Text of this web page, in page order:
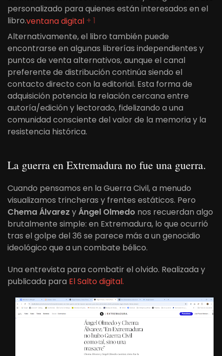
personalizado para quienes están interesados ​​en el
libro.ventana digital + 1
Alternativamente, el libro también puede
encontrarse en algunas librerías independientes y
puntos de venta alternativos, aunque el canal
preferente de distribución continúa siendo el
contacto directo con la editorial. Esta forma de
adquisición potencia la relación cercana entre
autoría/edición y lectorado, fidelizando a una
comunidad consciente del valor de la memoria y la
resistencia histórica.
La guerra en Extremadura no fue una guerra.
Cuando pensamos en la Guerra Civil, a menudo
visualizamos trincheras y frentes estáticos. Pero
Chema Álvarez yÁngel Olmedo nos recuerdan algo
brutalmente simple: en Extremadura, lo que ocurrió
tras el golpe del 36 se parece más a un genocidio
ideológico que a un combate bélico.
Una entrevista para combatir el olvido. Realizada y
publicada para El Salto digital.